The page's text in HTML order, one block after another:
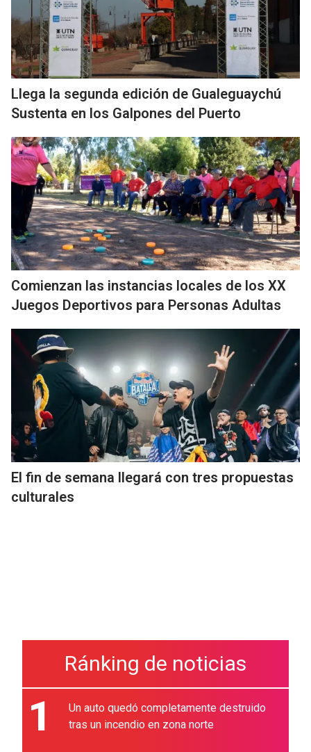
Llega la segunda edición de Gualeguaychú
Sustenta en los Galpones del Puerto
Comienzan las instancias locales de los XX
Juegos Deportivos para Personas Adultas
El fin de semana llegará con tres propuestas
culturales
Ránking de noticias
1
Un auto quedó completamente destruido
tras un incendio en zona norte